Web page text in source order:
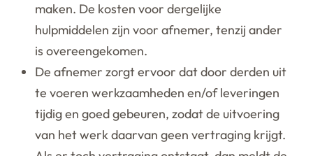
maken. De kosten voor dergelijke
hulpmiddelen zijn voor afnemer, tenzij ander
is overeengekomen.
De afnemer zorgt ervoor dat door derden uit
te voeren werkzaamheden en/of leveringen
tijdig en goed gebeuren, zodat de uitvoering
van het werk daarvan geen vertraging krijgt.